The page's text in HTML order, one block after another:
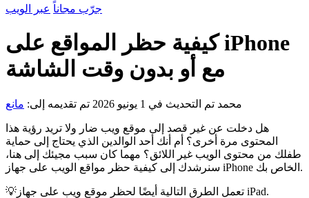
جرّب مجاناً عبر الويب
كيفية حظر المواقع على iPhone
مع أو بدون وقت الشاشة
محمد تم التحديث في 1 يونيو 2026 تم تقديمه إلى: مانع
هل دخلت عن غير قصد إلى موقع ويب ضار ولا تريد رؤية هذا
المحتوى مرة أخرى؟ أم أنك أحد الوالدين الذي يحتاج إلى حماية
طفلك من محتوى الويب غير اللائق؟ مهما كان سبب مجيئك إلى هنا،
سنرشدك إلى كيفية حظر مواقع الويب على جهاز iPhone الخاص بك.
💡تعمل الطرق التالية أيضًا لحظر موقع ويب على جهاز iPad.